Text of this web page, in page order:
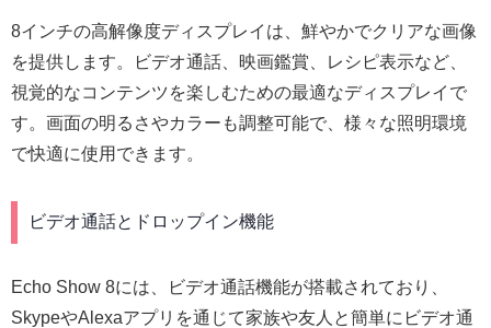
8インチの高解像度ディスプレイは、鮮やかでクリアな画像
を提供します。ビデオ通話、映画鑑賞、レシピ表示など、
視覚的なコンテンツを楽しむための最適なディスプレイで
す。画面の明るさやカラーも調整可能で、様々な照明環境
で快適に使用できます。
ビデオ通話とドロップイン機能
Echo Show 8には、ビデオ通話機能が搭載されており、
SkypeやAlexaアプリを通じて家族や友人と簡単にビデオ通